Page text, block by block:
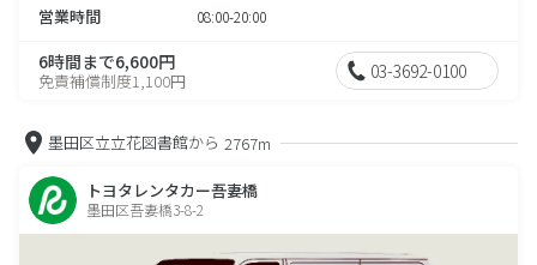
営業時間 08:00-20:00
6時間まで6,600円
免責補償制度1,100円 03-3692-0100
墨田区立立花図書館から 2767m
トヨタレンタカー吾妻橋
墨田区吾妻橋3-8-2